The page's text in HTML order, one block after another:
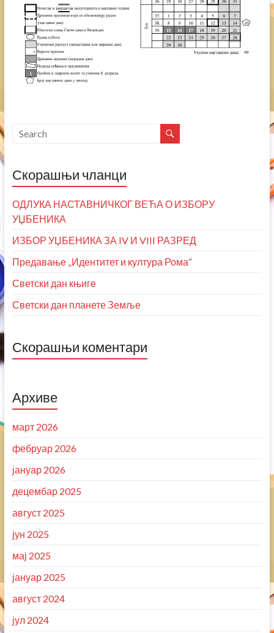
Скорашњи чланци
ОДЛУКА НАСТАВНИЧКОГ ВЕЋА О ИЗБОРУ
УЏБЕНИКА
ИЗБОР УЏБЕНИКА ЗА IV И VIII РАЗРЕД
Предавање „Идентитет и култура Рома“
Светски дан књиге
Светски дан планете Земље
Скорашњи коментари
Архиве
март 2026
фебруар 2026
јануар 2026
децембар 2025
август 2025
јун 2025
мај 2025
јануар 2025
август 2024
јул 2024